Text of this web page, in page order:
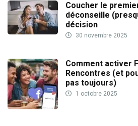
Coucher le
déconseille
décision
30 novembre 2025
Comment activer
Rencontres (et
pas toujours)
1 octobre 2025